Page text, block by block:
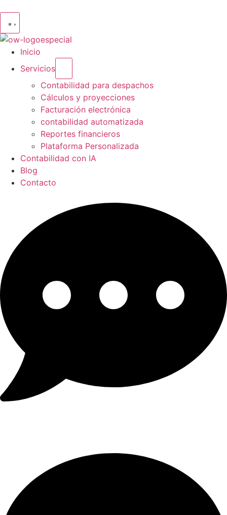
Inicio
Servicios
Contabilidad para despachos
Cálculos y proyecciones
Facturación electrónica
contabilidad automatizada
Reportes financieros
Plataforma Personalizada
Contabilidad con IA
Blog
Contacto